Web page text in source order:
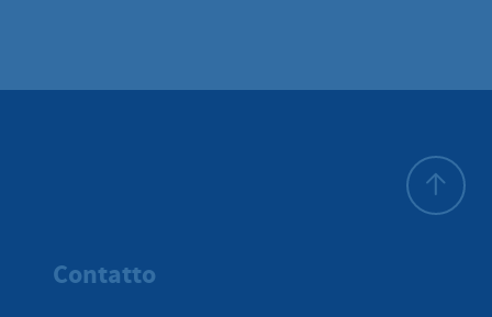
Contatto